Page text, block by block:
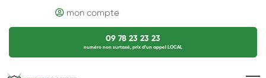
mon compte
09 78 23 23 23
numéro non surtaxé, prix d’un appel LOCAL